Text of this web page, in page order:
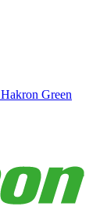
Hakron Green